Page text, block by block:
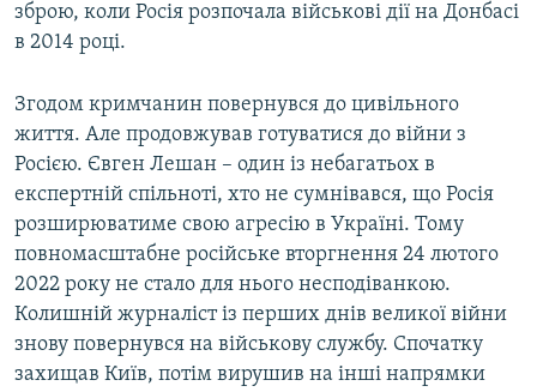
зброю, коли Росія розпочала військові дії на Донбасі
в 2014 році.
Згодом кримчанин повернувся до цивільного
життя. Але продовжував готуватися до війни з
Росією. Євген Лешан – один із небагатьох в
експертній спільноті, хто не сумнівався, що Росія
розширюватиме свою агресію в Україні. Тому
повномасштабне російське вторгнення 24 лютого
2022 року не стало для нього несподіванкою.
Колишній журналіст із перших днів великої війни
знову повернувся на військову службу. Спочатку
захищав Київ, потім вирушив на інші напрямки